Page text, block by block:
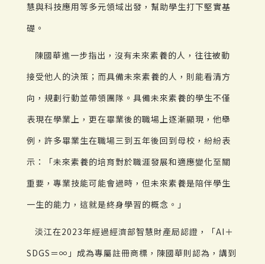
慧與科技應用等多元領域出發，幫助學生打下堅實基
礎。
陳國華進一步指出，沒有未來素養的人，往往被動
接受他人的決策；而具備未來素養的人，則能看清方
向，規劃行動並帶領團隊。具備未來素養的學生不僅
表現在學業上，更在畢業後的職場上逐漸顯現，他舉
例，許多畢業生在職場三到五年後回到母校，紛紛表
示：「未來素養的培育對於職涯發展和適應變化至關
重要，專業技能可能會過時，但未來素養是陪伴學生
一生的能力，這就是終身學習的概念。」
淡江在2023年經過經濟部智慧財產局認證，「AI＋
SDGS＝∞」成為專屬註冊商標，陳國華則認為，講到